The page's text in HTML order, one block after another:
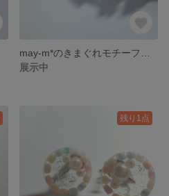
展示中
残り1点